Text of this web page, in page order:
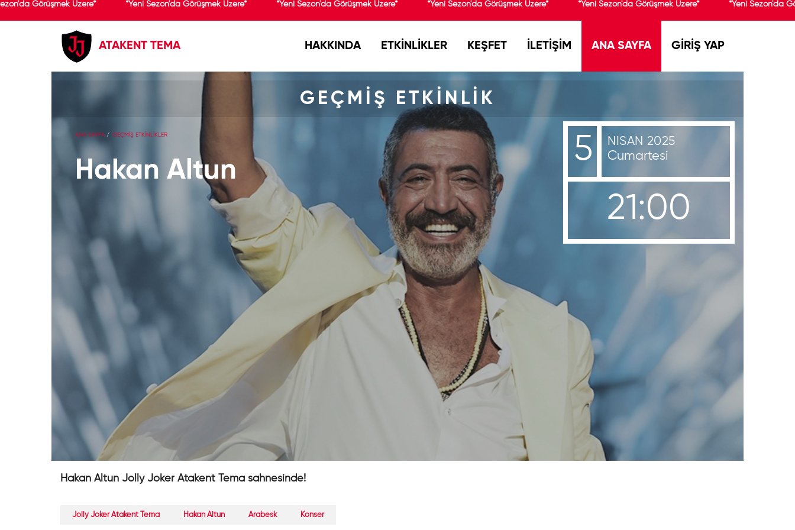
Görüşmek Üzere* *Yeni Sezon'da Görüşmek Üzere* *Yeni Sezon'da Görüşmek Üzere* *Yeni Sezon'da Görüşmek Üzere* *Yeni Sezon'da Görüşmek Üzere* *Yeni Sezon'da
ATAKENT TEMA HAKKINDA ETKİNLİKLER KEŞFET İLETİŞİM ANA SAYFA GİRİŞ YAP
GEÇMİŞ ETKİNLİK
ANA SAYFA GEÇMİŞ ETKİNLİKLER
Hakan Altun
5 NISAN 2025
Cumartesi
21:00
Hakan Altun Jolly Joker Atakent Tema sahnesinde!
Jolly Joker Atakent Tema Hakan Altun Arabesk Konser